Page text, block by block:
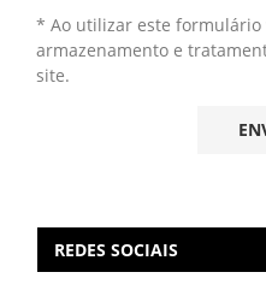
* Ao utilizar este formulário
armazenamento e
site.
REDES SOCIAIS